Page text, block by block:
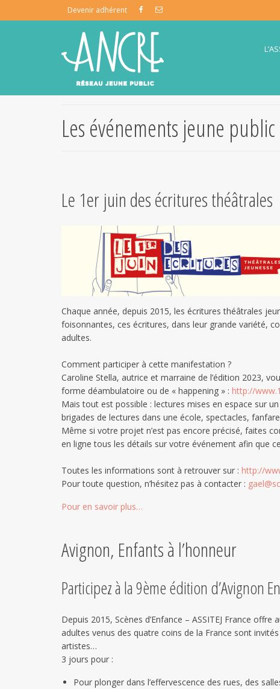
Devenir adhérent
Les événements jeune public
Le 1er juin des écritures théâtrales
Chaque année, depuis 2015, les écritures théâtrales
foisonnantes, ces écritures, dans leur grande variété,
adultes.
Comment participer à cette manifestation ?
Caroline Stella, autrice et marraine de l’édition 2023,
forme déambulatoire ou de « happening » : http://
Mais tout est possible : lectures mises en espace sur
brigades de lectures dans une école, spectacles,
Même si votre projet n’est pas encore précisé, faites
en ligne tous les détails sur votre événement afin que
Toutes les informations sont à retrouver sur : http://
Pour toute question, n’hésitez pas à contacter :
Pour en savoir plus…
Avignon, Enfants à l’honneur
Participez à la 9ème édition d’Avignon
Depuis 2015, Scènes d’Enfance – ASSITEJ France
adultes venus des quatre coins de la France sont
artistes…
3 jours pour :
Pour plonger dans l’effervescence des rues, des